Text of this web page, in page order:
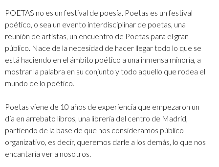
POETAS no es un festival de poesía. Poetas es un festival
poético, o sea un evento interdisciplinar de poetas, una
reunión de artistas, un encuentro de Poetas para el gran
público. Nace de la necesidad de hacer llegar todo lo que se
está haciendo en el ámbito poético a una inmensa minoría, a
mostrar la palabra en su conjunto y todo aquello que rodea el
mundo de lo poético.
Poetas viene de 10 años de experiencia que empezaron un
día en arrebato libros, una librería del centro de Madrid,
partiendo de la base de que nos consideramos público
organizativo, es decir, queremos darle a los demás, lo que nos
encantaría ver a nosotros.